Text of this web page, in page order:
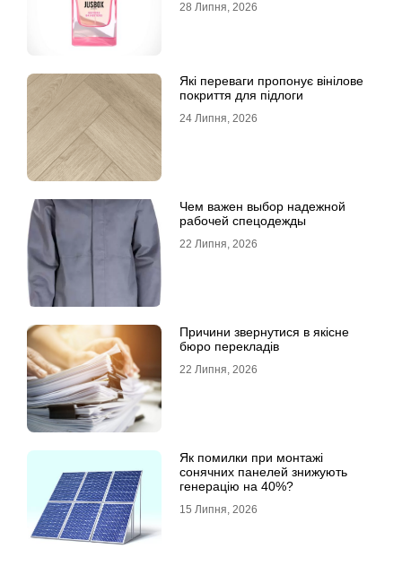
28 Липня, 2026
Які переваги пропонує вінілове
покриття для підлоги
24 Липня, 2026
Чем важен выбор надежной
рабочей спецодежды
22 Липня, 2026
Причини звернутися в якісне
бюро перекладів
22 Липня, 2026
Як помилки при монтажі
сонячних панелей знижують
генерацію на 40%?
15 Липня, 2026